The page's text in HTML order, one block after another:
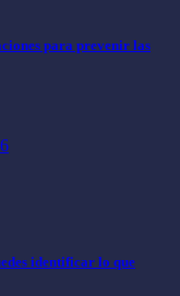
para prevenir las
identificar lo que